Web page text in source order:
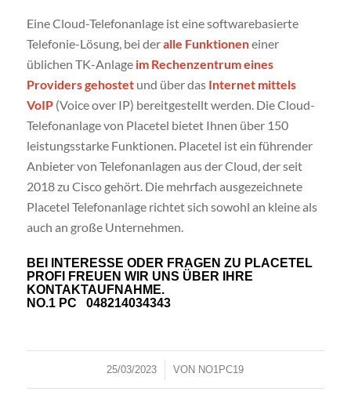
Eine Cloud-Telefonanlage ist eine softwarebasierte
Telefonie-Lösung, bei deralle Funktioneneiner
üblichen TK-Anlageim Rechenzentrum eines
Providers gehostetund über das Internet mittels
VoIP(Voice over IP) bereitgestellt werden. Die Cloud-
Telefonanlage von Placetel bietet Ihnen über 150
leistungsstarke Funktionen. Placetel ist ein führender
Anbieter von Telefonanlagen aus der Cloud, der seit
2018 zu Cisco gehört. Die mehrfach ausgezeichnete
Placetel Telefonanlage richtet sich sowohl an kleine als
auch an große Unternehmen.
BEI INTERESSE ODER FRAGEN ZU PLACETEL
PROFI FREUEN WIR UNS ÜBER IHRE
KONTAKTAUFNAHME.
NO.1 PC 048214034343
25/03/2023
/ VON NO1PC19